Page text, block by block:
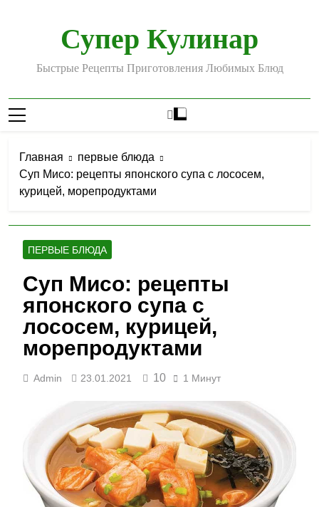
содержимомуСупер Кулинар
Быстрые Рецепты Приготовления Любимых Блюд
Главная
первые блюда
Суп Мисо: рецепты японского супа с лососем,
курицей, морепродуктами
ПЕРВЫЕ БЛЮДА
Суп Мисо: рецепты
японского супа с
лососем, курицей,
морепродуктами
Admin 23.01.2021 10 1 Минут